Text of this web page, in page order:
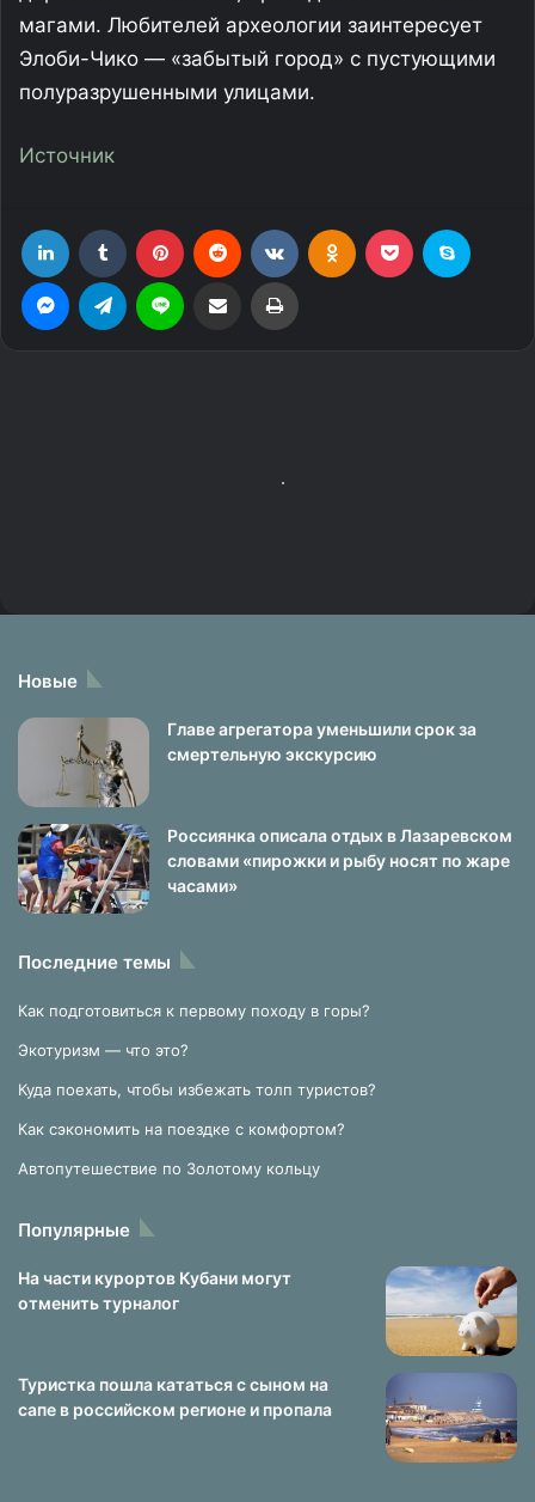
Новые
Главе агрегатора уменьшили срок за
смертельную экскурсию
Россиянка описала отдых в Лазаревском
словами «пирожки и рыбу носят по жаре
часами»
Последние темы
Как подготовиться к первому походу в горы?
Экотуризм — что это?
Куда поехать, чтобы избежать толп туристов?
Как сэкономить на поездке с комфортом?
Автопутешествие по Золотому кольцу
Популярные
На части курортов Кубани могут
отменить турналог
Туристка пошла кататься с сыном на
сапе в российском регионе и пропала